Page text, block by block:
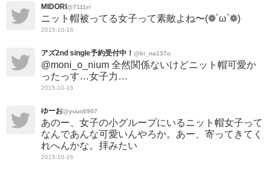
MIDORI @7111rr
ニット帽被ってる女子って素敵よね〜(❁︎´ω`❁︎)
2015-10-16
アズ2nd single予約受付中！ @ki_na137o
@moni_o_nium 全然関係ないけどニット帽可愛か
ったっす…女子力…
2015-10-16
ゆーお@yuuo0907
あのー、女子の小グループにいるニット帽女子って
なんであんな可愛いんやろか。あー、寄ってきてく
れへんかな。拝みたい
2015-10-16